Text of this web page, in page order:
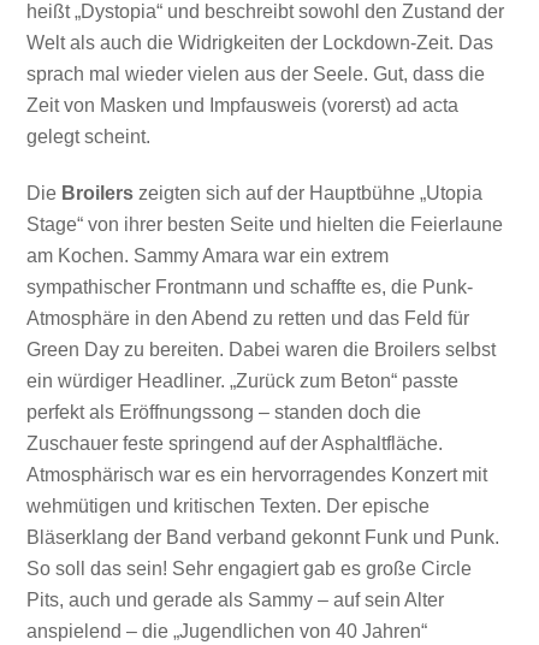
heißt „Dystopia“ und beschreibt sowohl den Zustand der
Welt als auch die Widrigkeiten der Lockdown-Zeit. Das
sprach mal wieder vielen aus der Seele. Gut, dass die
Zeit von Masken und Impfausweis (vorerst) ad acta
gelegt scheint.
Die Broilers zeigten sich auf der Hauptbühne „Utopia
Stage“ von ihrer besten Seite und hielten die Feierlaune
am Kochen. Sammy Amara war ein extrem
sympathischer Frontmann und schaffte es, die Punk-
Atmosphäre in den Abend zu retten und das Feld für
Green Day zu bereiten. Dabei waren die Broilers selbst
ein würdiger Headliner. „Zurück zum Beton“ passte
perfekt als Eröffnungssong – standen doch die
Zuschauer feste springend auf der Asphaltfläche.
Atmosphärisch war es ein hervorragendes Konzert mit
wehmütigen und kritischen Texten. Der epische
Bläserklang der Band verband gekonnt Funk und Punk.
So soll das sein! Sehr engagiert gab es große Circle
Pits, auch und gerade als Sammy – auf sein Alter
anspielend – die „Jugendlichen von 40 Jahren“